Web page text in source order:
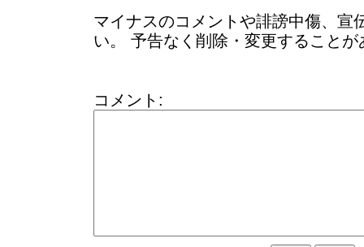
マイナスのコメントや誹謗中傷、宣
い。 予告なく削除・変更することが
コメント: